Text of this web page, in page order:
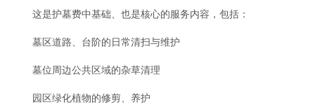
这是护墓费中基础、也是核心的服务内容，包括：
墓区道路、台阶的日常清扫与维护
墓位周边公共区域的杂草清理
园区绿化植物的修剪、养护